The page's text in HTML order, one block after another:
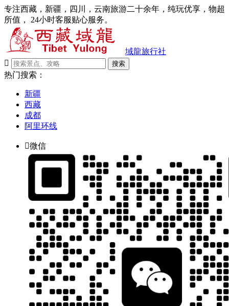
专注西藏，新疆，四川，云南旅游二十余年，纯玩优享，物超
所值， 24小时客服贴心服务。
域龍旅行社

搜索
热门搜索：
新疆
西藏
成都
阿里环线
微信